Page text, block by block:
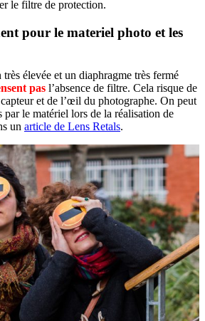
le filtre de protection.
pour le materiel photo et les
élevée et un diaphragme très fermé
pas l’absence de filtre. Cela risque de
et de l’œil du photographe. On peut
par le matériel lors de la réalisation de
un article de Lens Retals.